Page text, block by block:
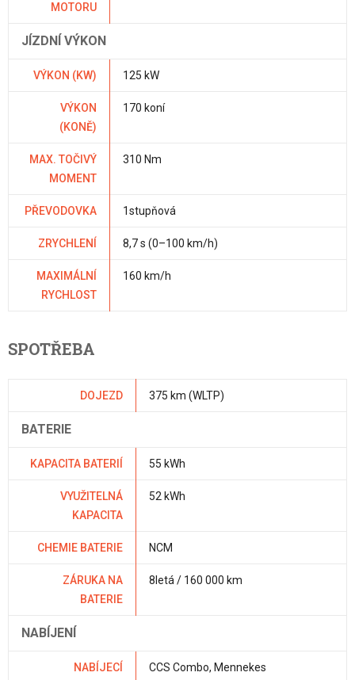
MOTORU
JÍZDNÍ VÝKON
VÝKON (KW) 125 kW
VÝKON
(KONĚ)
170 koní
MAX. TOČIVÝ
MOMENT
310 Nm
PŘEVODOVKA 1stupňová
ZRYCHLENÍ 8,7 s (0–100 km/h)
MAXIMÁLNÍ
RYCHLOST
160 km/h
SPOTŘEBA
DOJEZD 375 km (WLTP)
BATERIE
KAPACITA BATERIÍ 55 kWh
VYUŽITELNÁ
KAPACITA
52 kWh
CHEMIE BATERIE NCM
ZÁRUKA NA
BATERIE
8letá / 160 000 km
NABÍJENÍ
NABÍJECÍ CCS Combo, Mennekes